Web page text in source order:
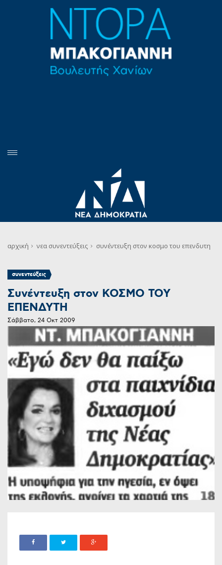
αρχική νεα συνεντεύξεις συνέντευξη στον κοσμο του επενδυτη
συνεντεύξεις
Συνέντευξη στον ΚΟΣΜΟ ΤΟΥ
ΕΠΕΝΔΥΤΗ
Σάββατο, 24 Οκτ 2009